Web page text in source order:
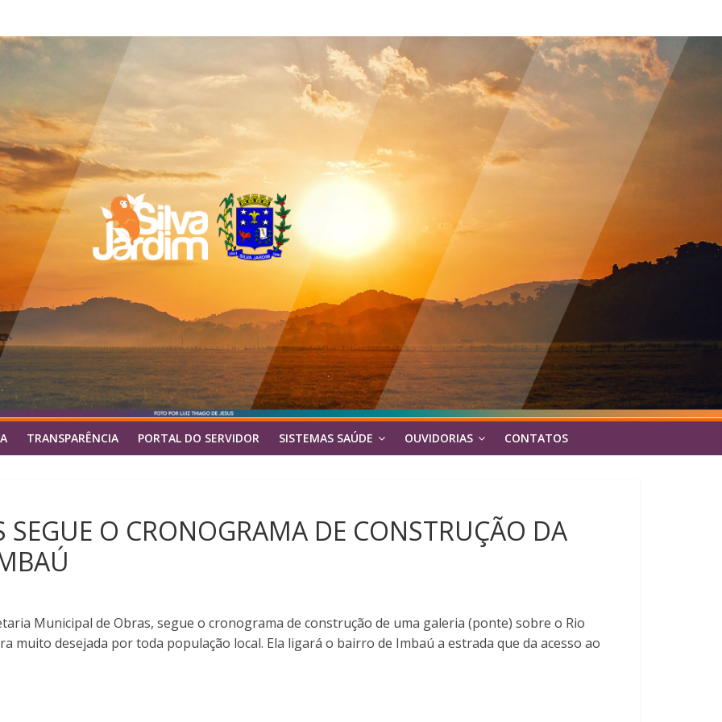
TRANSPARÊNCIA PORTAL DO SERVIDOR SISTEMAS SAÚDE OUVIDORIAS CONTATOS
SEGUE O CRONOGRAMA DE CONSTRUÇÃO DA
Municipal de Obras, segue o cronograma de construção de uma galeria (ponte) sobre o Rio
muito desejada por toda população local. Ela ligará o bairro de Imbaú a estrada que da acesso ao